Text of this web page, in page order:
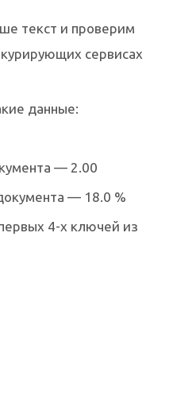
текст и проверим
сервисах
данные:
— 2.00
— 18.0 %
4-х ключей из